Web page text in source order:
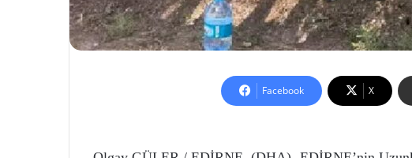
Facebook X